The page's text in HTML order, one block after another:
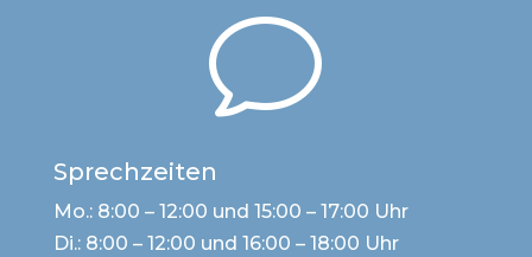
v
Sprechzeiten
Mo.: 8:00 – 12:00 und 15:00 – 17:00 Uhr
Di.: 8:00 – 12:00 und 16:00 – 18:00 Uhr